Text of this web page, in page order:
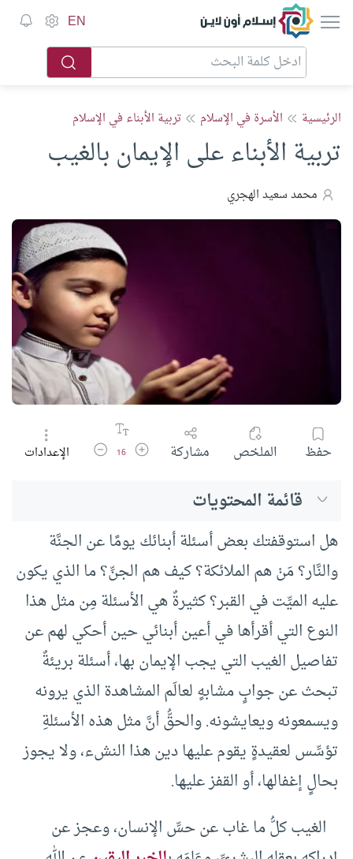
إسلام أون لاين EN
الرئيسية الأسرة في الإسلام تربية الأبناء في الإسلام
تربية الأبناء على الإيمان بالغيب
محمد سعيد الهجري
حفظ الملخص مشاركة زيادة حجم الخط
16 تقليل حجم الخط
الإعدادات
قائمة المحتويات
هل استوقفتك بعض أسئلة أبنائك يومًا عن الجنَّة
والنَّار؟ مَنْ هم الملائكة؟ كيف هم الجنِّ؟ ما الذي يكون
عليه الميِّت في القبر؟ كثيرةٌ هي الأسئلة مِن مثل هذا
النوع التي أقرأها في أعين أبنائي حين أحكي لهم عن
تفاصيل الغيب التي يجب الإيمان بها، أسئلة بريئةٌ
تبحث عن جوابٍ مشابهٍ لعالَم المشاهدة الذي يرونه
ويسمعونه ويعايشونه. والحقُّ أنَّ مثل هذه الأسئلةِ
تؤسِّس لعقيدةٍ يقوم عليها دين هذا النشء، ولا يجوز
بحالٍ إغفالها، أو القفز عليها.
الغيب كلُّ ما غاب عن حسِّ الإنسان، وعجز عن